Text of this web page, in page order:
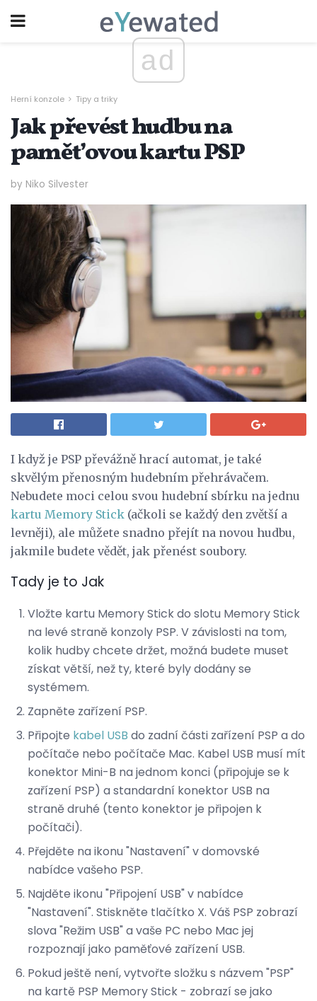
ad
Herní konzole Tipy a triky
Jak převést hudbu na
paměťovou kartu PSP
by Niko Silvester
I když je PSP převážně hrací automat, je také
skvělým přenosným hudebním přehrávačem.
Nebudete moci celou svou hudební sbírku na jednu
kartu Memory Stick (ačkoli se každý den zvětší a
levněji), ale můžete snadno přejít na novou hudbu,
jakmile budete vědět, jak přenést soubory.
Tady je to Jak
Vložte kartu Memory Stick do slotu Memory Stick
na levé straně konzoly PSP. V závislosti na tom,
kolik hudby chcete držet, možná budete muset
získat větší, než ty, které byly dodány se
systémem.
Zapněte zařízení PSP.
Připojte kabel USB do zadní části zařízení PSP a do
počítače nebo počítače Mac. Kabel USB musí mít
konektor Mini-B na jednom konci (připojuje se k
zařízení PSP) a standardní konektor USB na
straně druhé (tento konektor je připojen k
počítači).
Přejděte na ikonu "Nastavení" v domovské
nabídce vašeho PSP.
Najděte ikonu "Připojení USB" v nabídce
"Nastavení". Stiskněte tlačítko X. Váš PSP zobrazí
slova "Režim USB" a vaše PC nebo Mac jej
rozpoznají jako paměťové zařízení USB.
Pokud ještě není, vytvořte složku s názvem "PSP"
na kartě PSP Memory Stick - zobrazí se jako